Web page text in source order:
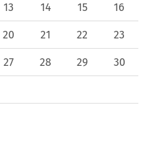
13 14 15 16
20 21 22 23
27 28 29 30